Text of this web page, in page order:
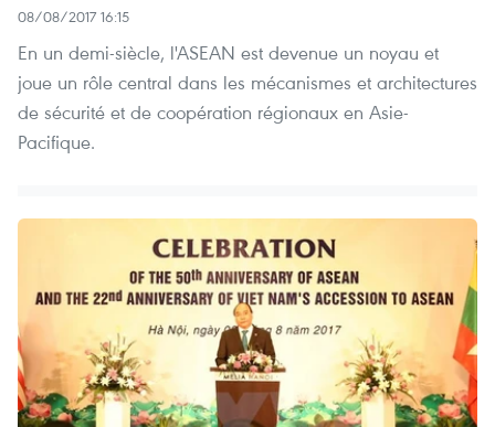
08/08/2017 16:15
En un demi-siècle, l'ASEAN est devenue un noyau et
joue un rôle central dans les mécanismes et architectures
de sécurité et de coopération régionaux en Asie-
Pacifique.